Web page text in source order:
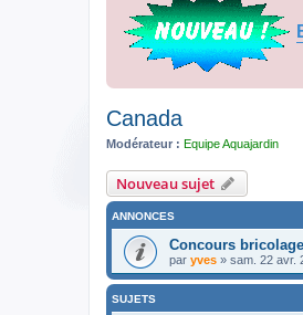
Canada
Modérateur : Equipe Aquajardin
Nouveau sujet
ANNONCES
Concours bricolage
par yves » sam. 22 avr.
SUJETS